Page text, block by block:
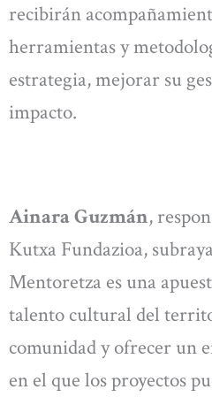
recibirán
herramientas y
estrategia, mejorar su
impacto.
Ainara Guzmán,
Kutxa Fundazioa,
Mentoretza es una
talento cultural del
comunidad y ofrecer un
en el que los proyectos